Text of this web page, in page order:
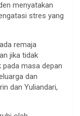
menyatakan
stres yang
remaja
jika tidak
pada masa depan
dan
dan Yuliandari,